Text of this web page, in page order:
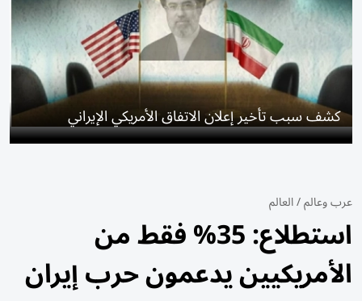
كشف سبب تأخير إعلان الاتفاق الأمريكي الإيراني
عرب وعالم/العالم
استطلاع: 35% فقط من
الأمريكيين يدعمون حرب إيران